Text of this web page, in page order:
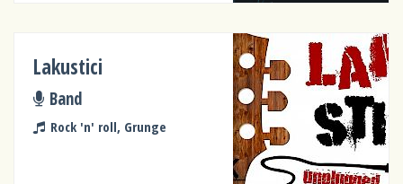
Lakustici
Band
Rock 'n' roll, Grunge